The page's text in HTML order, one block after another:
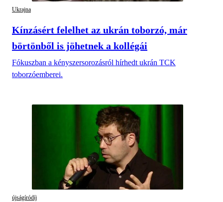
Ukrajna
Kínzásért felelhet az ukrán toborzó, már
börtönből is jöhetnek a kollégái
Fókuszban a kényszersorozásról hírhedt ukrán TCK
toborzóemberei.
újságíródíj